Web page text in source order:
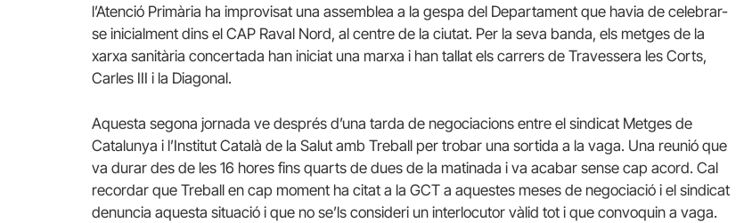
l’Atenció Primària ha improvisat una assemblea a la gespa del Departament que havia de celebrar-
se inicialment dins el CAP Raval Nord, al centre de la ciutat. Per la seva banda, els metges de la
xarxa sanitària concertada han iniciat una marxa i han tallat els carrers de Travessera les Corts,
Carles III i la Diagonal.
Aquesta segona jornada ve després d’una tarda de negociacions entre el sindicat Metges de
Catalunya i l’Institut Català de la Salut amb Treball per trobar una sortida a la vaga. Una reunió que
va durar des de les 16 hores fins quarts de dues de la matinada i va acabar sense cap acord. Cal
recordar que Treball en cap moment ha citat a la GCT a aquestes meses de negociació i el sindicat
denuncia aquesta situació i que no se’ls consideri un interlocutor vàlid tot i que convoquin a vaga.